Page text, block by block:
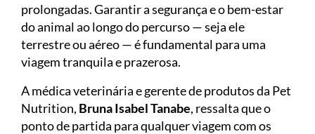
prolongadas. Garantir a segurança e o bem-estar
do animal ao longo do percurso — seja ele
terrestre ou aéreo — é fundamental para uma
viagem tranquila e prazerosa.
A médica veterinária e gerente de produtos da Pet
Nutrition, Bruna Isabel Tanabe, ressalta que o
ponto de partida para qualquer viagem com os